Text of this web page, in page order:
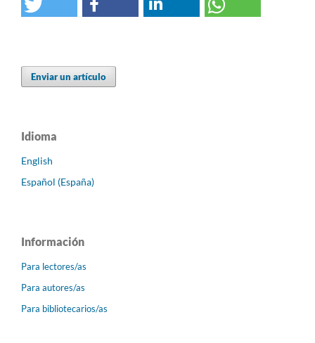
Enviar un artículo
Idioma
English
Español (España)
Información
Para lectores/as
Para autores/as
Para bibliotecarios/as